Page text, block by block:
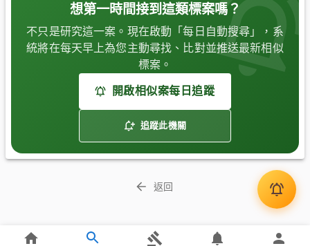
想第一時間接到這類標案嗎？
不只是研究這一案。現在啟動「每日自動搜尋」，系
統將在每天早上為您主動尋找、比對並推送最新相似
標案。
開啟相似案每日追蹤
追蹤此機關
返回